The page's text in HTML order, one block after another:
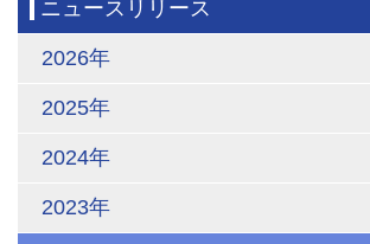
ニュースリリース
2026年
2025年
2024年
2023年